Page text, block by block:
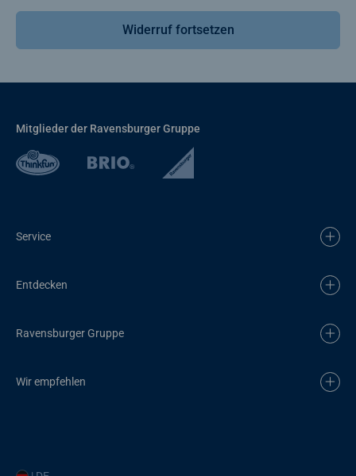
Widerruf fortsetzen
Mitglieder der Ravensburger Gruppe
Service
Entdecken
Ravensburger Gruppe
Wir empfehlen